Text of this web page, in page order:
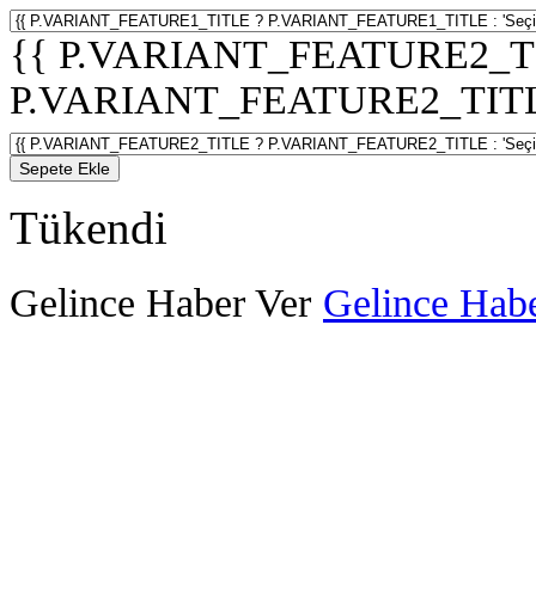
{{
Sepete Ekle
Tükendi
Gelince Haber Ver Gelince